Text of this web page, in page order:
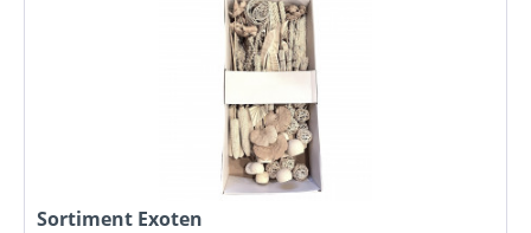
Sortiment Exoten